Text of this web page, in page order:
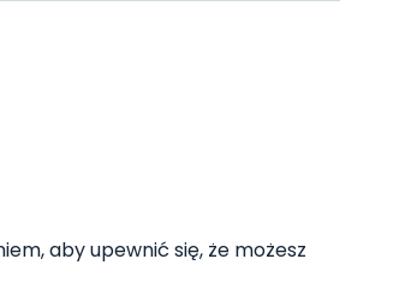
aby upewnić się, że możesz